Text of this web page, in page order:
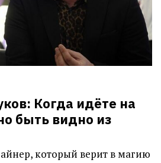
Когда идёте на
быть видно из
который верит в магию